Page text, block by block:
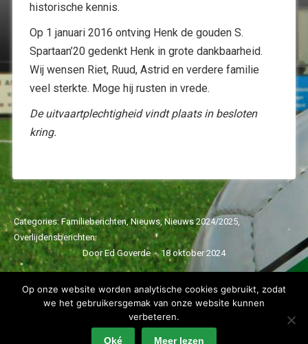
historische kennis.
Op 1 januari 2016 ontving Henk de gouden S.
Spartaan’20 gedenkt Henk in grote dankbaarheid.
Wij wensen Riet, Ruud, Astrid en verdere familie
veel sterkte. Moge hij rusten in vrede.
De uitvaartplechtigheid vindt plaats in besloten
kring.
Categories:Familieberichten, Nieuws,Nieuws 2024/2025,
Overlijdensberichten
DoorEd Goverde 18 oktober 2024
Op onze website worden analytische cookies gebruikt, zodat
we het gebruikersgemak van onze website kunnen
verbeteren.
Oké Meer lezen